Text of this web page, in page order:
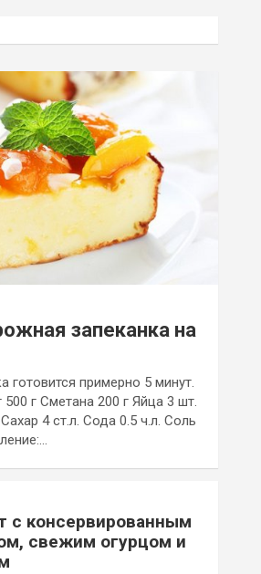
запеканка на
готовится примерно 5 минут.
г Сметана 200 г Яйца 3 шт.
4 ст.л. Сода 0.5 ч.л. Соль
с консервированным
свежим огурцом и